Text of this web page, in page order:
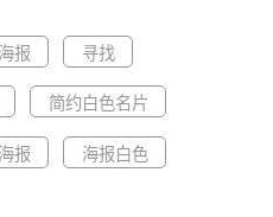
寻找合伙人, 寻找合伙人海报, 寻找
报 寻找
简约白色名片
报 海报白色